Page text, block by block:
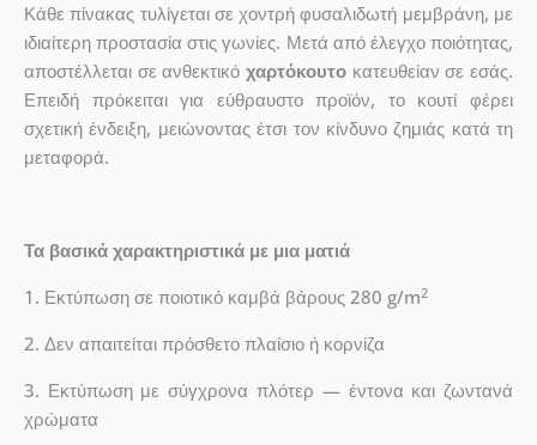
Κάθε πίνακας τυλίγεται σε χοντρή φυσαλιδωτή μεμβράνη, με
ιδιαίτερη προστασία στις γωνίες. Μετά από έλεγχο ποιότητας,
αποστέλλεται σε ανθεκτικό χαρτόκουτο κατευθείαν σε εσάς.
Επειδή πρόκειται για εύθραυστο προϊόν, το κουτί φέρει
σχετική ένδειξη, μειώνοντας έτσι τον κίνδυνο ζημιάς κατά τη
μεταφορά.
Τα βασικά χαρακτηριστικά με μια ματιά
1. Εκτύπωση σε ποιοτικό καμβά βάρους 280 g/m2
2. Δεν απαιτείται πρόσθετο πλαίσιο ή κορνίζα
3. Εκτύπωση με σύγχρονα πλότερ — έντονα και ζωντανά
χρώματα